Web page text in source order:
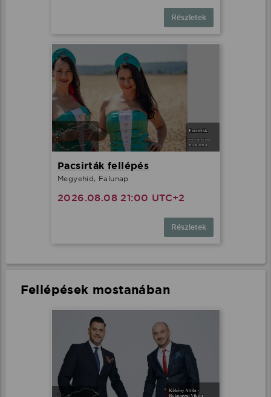
Részletek
Pacsirták fellépés
Megyehíd, Falunap
2026.08.08 21:00 UTC+2
Részletek
Fellépések mostanában